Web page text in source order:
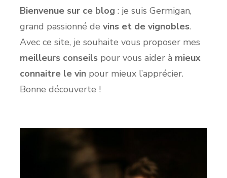
Bienvenue sur ce blog : je suis Germigan,
grand passionné de vins et de vignobles.
Avec ce site, je souhaite vous proposer mes
meilleurs conseils pour vous aider à mieux
connaitre le vin pour mieux l’apprécier.
Bonne découverte !